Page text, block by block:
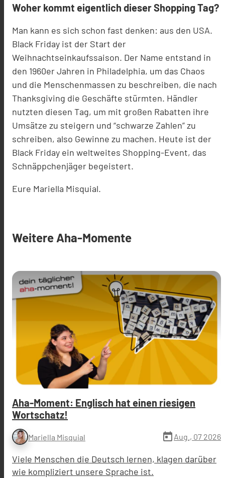
Woher kommt eigentlich dieser Shopping Tag?
Man kann es sich schon fast denken: aus den USA.
Black Friday ist der Start der
Weihnachtseinkaufssaison. Der Name entstand in
den 1960er Jahren in Philadelphia, um das Chaos
und die Menschenmassen zu beschreiben, die nach
Thanksgiving die Geschäfte stürmten. Händler
nutzten diesen Tag, um mit großen Rabatten ihre
Umsätze zu steigern und “schwarze Zahlen” zu
schreiben, also Gewinne zu machen. Heute ist der
Black Friday ein weltweites Shopping-Event, das
Schnäppchenjäger begeistert.
Eure Mariella Misquial.
Weitere Aha-Momente
Aha-Moment: Englisch hat einen riesigen
Wortschatz!
Mariella Misquial today Aug., 07 2026
Viele Menschen die Deutsch lernen, klagen darüber
wie kompliziert unsere Sprache ist.